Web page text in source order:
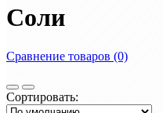
Соли
Сравнение товаров (0)
Сортировать: